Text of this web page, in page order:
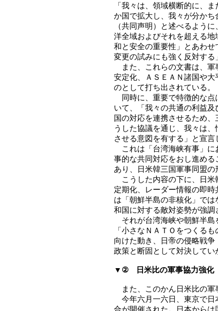
「我々は、領域横断的に、
か国で拡大し、我々が分か
（共同声明）と述べるよう
洋全域およびそれを超える
和と安全の重要性」とあわ
変更の試みにも強く反対する
また、これらの文書は、軍
安定化、ＡＳＥＡＮ諸国や
のとして打ち出されている。
同時に、重要で特徴的な点
いて、「我々の共通の利益
国の対応を連携させるため
うした協議を通じ、我々は
させる意図を有する」と宣
これは「台湾海峡有事」に
事的な共同対応をおし進め
あり、日米韓三国軍事同盟
こうした内容の下に、日米
定期化、レーダー情報の即
は「朝鮮半島の非核化」で
和国に対する敵対姿勢が強調
それが台湾海峡や朝鮮半島
「小さなＮＡＴＯをつくる
向けた動き、日帝の侵略戦
政策と断固として対決して
▼② 日米比の軍事協力強化
また、このかん日米比の軍
今年六月一六日、東京で日
合が開催された。日本から